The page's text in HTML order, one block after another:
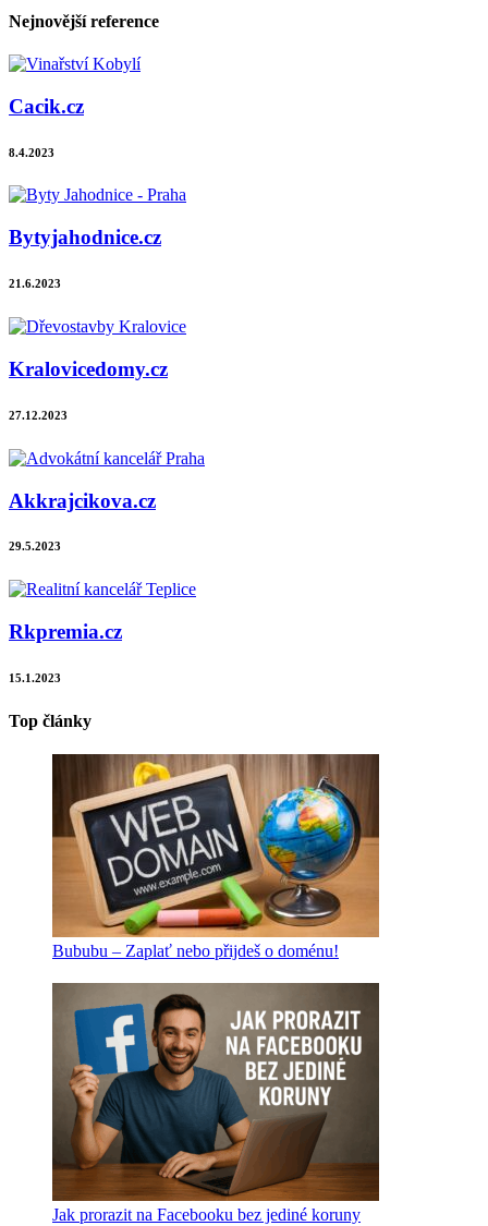
Nejnovější reference
Cacik.cz
8.4.2023
Bytyjahodnice.cz
21.6.2023
Kralovicedomy.cz
27.12.2023
Akkrajcikova.cz
29.5.2023
Rkpremia.cz
15.1.2023
Top články
Bububu – Zaplať nebo přijdeš o doménu!
Jak prorazit na Facebooku bez jediné koruny